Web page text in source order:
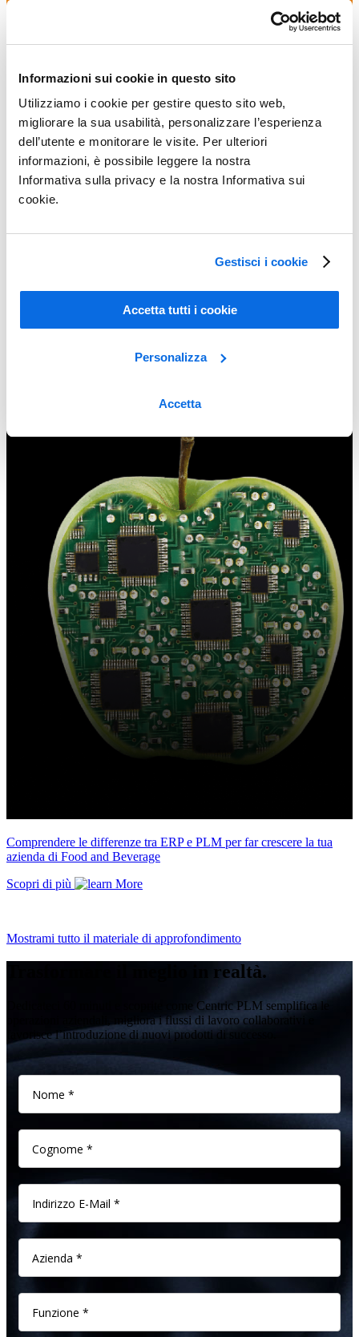
Informazioni sui cookie in questo sito
Utilizziamo i cookie per gestire questo sito web,
migliorare la sua usabilità, personalizzare l’esperienza
dell’utente e monitorare le visite. Per ulteriori
informazioni, è possibile leggere la nostra
Informativa sulla privacy e la nostra Informativa sui
cookie.
Gestisci i cookie
Accetta tutti i cookie
Personalizza
Accetta
Gestire la Sicurezza Alimentare
Comprendere le differenze tra ERP e PLM per far crescere la tua
azienda di Food and Beverage
Scopri di più
Mostrami tutto il materiale di approfondimento
Trasformare il meglio in realtà.
Dedicateci 60 minuti e scoprite come Centric PLM semplifica le
operazioni aziendali, migliora i flussi di lavoro collaborativi e
favorisce l’introduzione di nuovi prodotti di successo.